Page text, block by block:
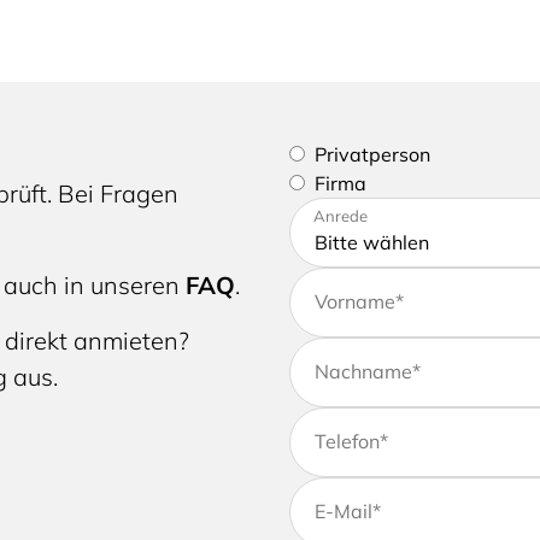
Bei Fragen
in unseren FAQ.
anmieten?
aus.
Bitte geben Sie an, ob Sie
Privatperson
Firma
Bitte tragen Sie Ihre
Anrede
Vorname*
Nachname*
Telefon*
E-Mail*